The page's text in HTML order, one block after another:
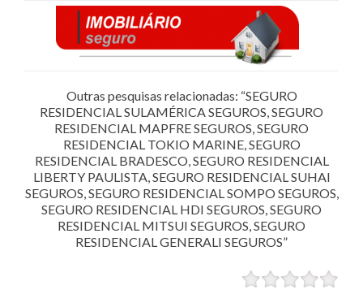
Outras pesquisas relacionadas: “SEGURO
RESIDENCIAL SULAMÉRICA SEGUROS, SEGURO
RESIDENCIAL MAPFRE SEGUROS, SEGURO
RESIDENCIAL TOKIO MARINE, SEGURO
RESIDENCIAL BRADESCO, SEGURO RESIDENCIAL
LIBERTY PAULISTA, SEGURO RESIDENCIAL SUHAI
SEGUROS, SEGURO RESIDENCIAL SOMPO SEGUROS,
SEGURO RESIDENCIAL HDI SEGUROS, SEGURO
RESIDENCIAL MITSUI SEGUROS, SEGURO
RESIDENCIAL GENERALI SEGUROS”